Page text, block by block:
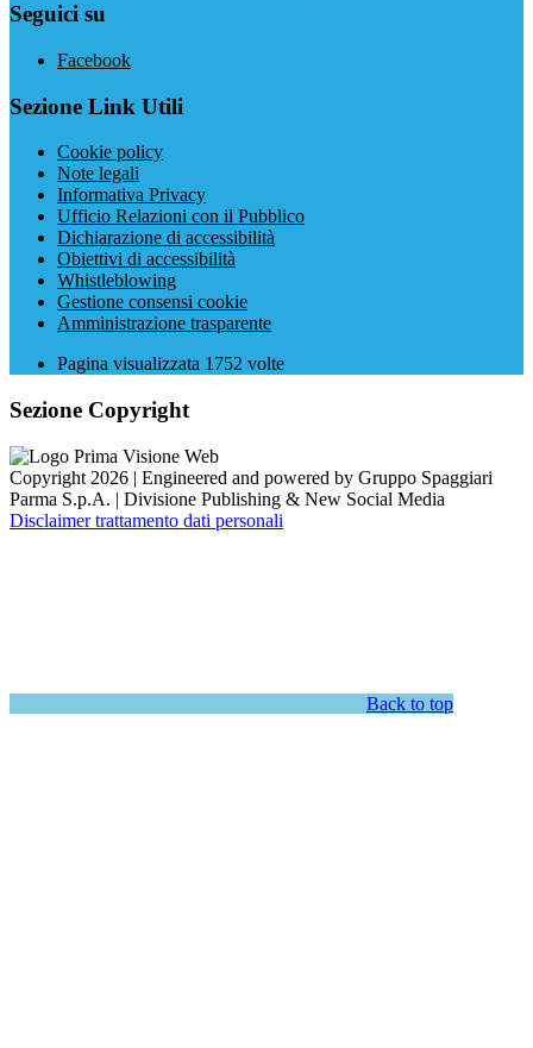
Seguici su
Facebook
Sezione Link Utili
Cookie policy
Note legali
Informativa Privacy
Ufficio Relazioni con il Pubblico
Dichiarazione di accessibilità
Obiettivi di accessibilità
Whistleblowing
Gestione consensi cookie
Amministrazione trasparente
Pagina visualizzata 1752 volte
Sezione Copyright
Copyright 2026 | Engineered and powered by Gruppo Spaggiari
Parma S.p.A. | Divisione Publishing & New Social Media
Disclaimer trattamento dati personali
Back to top